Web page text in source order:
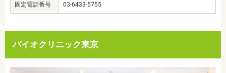
固定電話番号 03-6433-5755
バイオクリニック東京